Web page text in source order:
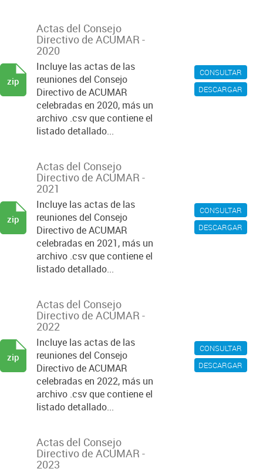
CONSULTAR
DESCARGAR
Actas del Consejo
Directivo de ACUMAR -
2020
Incluye las actas de las
reuniones del Consejo
Directivo de ACUMAR
celebradas en 2020, más un
archivo .csv que contiene el
listado detallado...
zip
CONSULTAR
DESCARGAR
Actas del Consejo
Directivo de ACUMAR -
2021
Incluye las actas de las
reuniones del Consejo
Directivo de ACUMAR
celebradas en 2021, más un
archivo .csv que contiene el
listado detallado...
zip
CONSULTAR
DESCARGAR
Actas del Consejo
Directivo de ACUMAR -
2022
Incluye las actas de las
reuniones del Consejo
Directivo de ACUMAR
celebradas en 2022, más un
archivo .csv que contiene el
listado detallado...
zip
Actas del Consejo
Directivo de ACUMAR -
2023